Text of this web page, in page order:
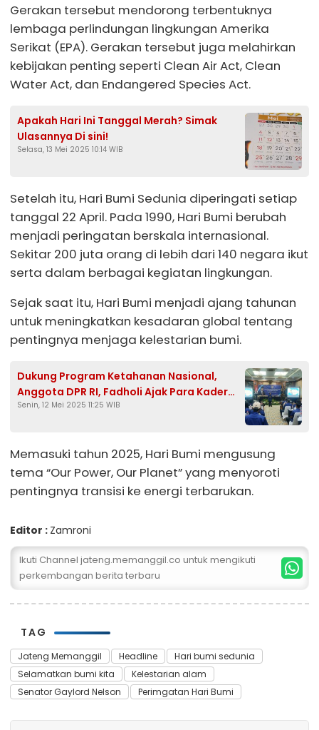
Gerakan tersebut mendorong terbentuknya
lembaga perlindungan lingkungan Amerika
Serikat (EPA). Gerakan tersebut juga melahirkan
kebijakan penting seperti Clean Air Act, Clean
Water Act, dan Endangered Species Act.
Apakah Hari Ini Tanggal Merah? Simak
Ulasannya Di sini!
Selasa, 13 Mei 2025 10:14 WIB
Setelah itu, Hari Bumi Sedunia diperingati setiap
tanggal 22 April. Pada 1990, Hari Bumi berubah
menjadi peringatan berskala internasional.
Sekitar 200 juta orang di lebih dari 140 negara ikut
serta dalam berbagai kegiatan lingkungan.
Sejak saat itu, Hari Bumi menjadi ajang tahunan
untuk meningkatkan kesadaran global tentang
pentingnya menjaga kelestarian bumi.
Dukung Program Ketahanan Nasional,
Anggota DPR RI, Fadholi Ajak Para Kader
Partai Kawal Demokrasi
Senin, 12 Mei 2025 11:25 WIB
Memasuki tahun 2025, Hari Bumi mengusung
tema “Our Power, Our Planet” yang menyoroti
pentingnya transisi ke energi terbarukan.
Editor : Zamroni
Ikuti Channel jateng.memanggil.co untuk mengikuti
perkembangan berita terbaru
TAG
Jateng Memanggil Headline
Hari bumi sedunia
Selamatkan bumi kita
Kelestarian alam
Senator Gaylord Nelson
Perimgatan Hari Bumi